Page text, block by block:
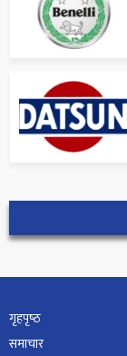
गृहपृष्‍ठ
समाचार